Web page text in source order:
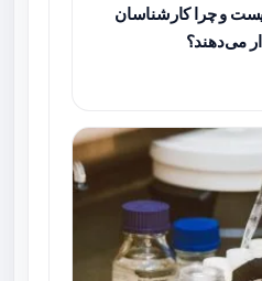
و چرا کارشناسان
می‌دهند؟